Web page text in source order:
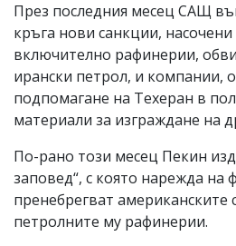
През последния месец САЩ
кръга нови санкции,
включително рафинерии,
ирански петрол, и компании,
подпомагане на Техеран в
материали за изграждане на
По-рано този месец Пекин
заповед“, с която нарежда на
пренебрегват американските
петролните му рафинерии.